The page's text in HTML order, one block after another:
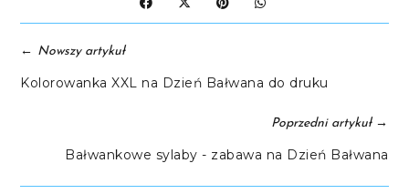
← Nowszy artykuł
Kolorowanka XXL na Dzień Bałwana do druku
Poprzedni artykuł→
Bałwankowe sylaby - zabawa na Dzień Bałwana